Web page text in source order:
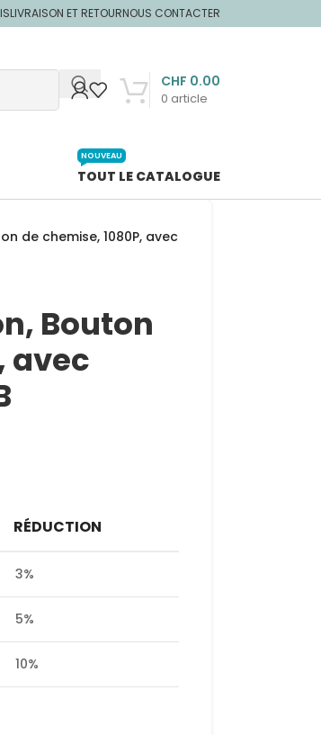
LIVRAISON ET RETOURNOUS CONTACTER
0 article
CHF 0.00
TOUT LE CATALOGUE
NOUVEAU
de chemise, 1080P, avec
Bouton
avec
RÉDUCTION
3%
5%
10%